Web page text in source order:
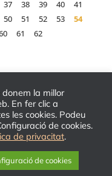
37 38 39 40
41
50 51 52 53
54
61 62
de Catalunya
la millor
En fer clic a
les cookies. Podeu
de cookies.
de privacitat.
de cookies